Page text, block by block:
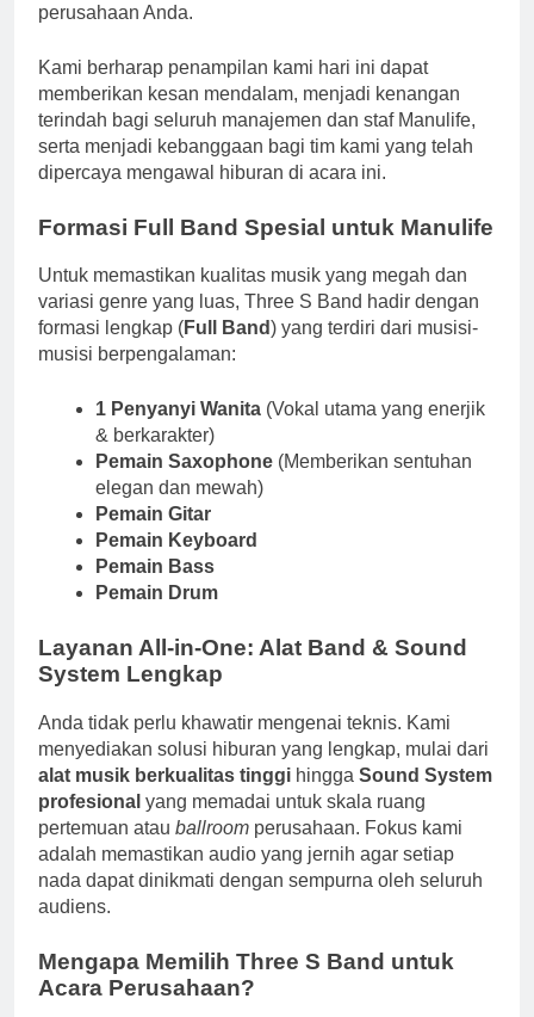
perusahaan Anda.
Kami berharap penampilan kami hari ini dapat
memberikan kesan mendalam, menjadi kenangan
terindah bagi seluruh manajemen dan staf Manulife,
serta menjadi kebanggaan bagi tim kami yang telah
dipercaya mengawal hiburan di acara ini.
Formasi Full Band Spesial untuk Manulife
Untuk memastikan kualitas musik yang megah dan
variasi genre yang luas, Three S Band hadir dengan
formasi lengkap (Full Band) yang terdiri dari musisi-
musisi berpengalaman:
1 Penyanyi Wanita (Vokal utama yang enerjik
& berkarakter)
Pemain Saxophone (Memberikan sentuhan
elegan dan mewah)
Pemain Gitar
Pemain Keyboard
Pemain Bass
Pemain Drum
Layanan All-in-One: Alat Band & Sound
System Lengkap
Anda tidak perlu khawatir mengenai teknis. Kami
menyediakan solusi hiburan yang lengkap, mulai dari
alat musik berkualitas tinggi hingga Sound System
profesional yang memadai untuk skala ruang
pertemuan atau ballroom perusahaan. Fokus kami
adalah memastikan audio yang jernih agar setiap
nada dapat dinikmati dengan sempurna oleh seluruh
audiens.
Mengapa Memilih Three S Band untuk
Acara Perusahaan?